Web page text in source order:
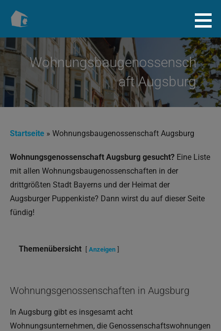
Inhalt
Baugenossenschaft.info
Wohnungsbaugenossensch
aft Augsburg
Startseite » Wohnungsbaugenossenschaft Augsburg
Wohnungsgenossenschaft Augsburg gesucht? Eine Liste
mit allen Wohnungsbaugenossenschaften in der
drittgrößten Stadt Bayerns und der Heimat der
Augsburger Puppenkiste? Dann wirst du auf dieser Seite
fündig!
Themenübersicht Anzeigen
Wohnungsgenossenschaften in Augsburg
In Augsburg gibt es insgesamt acht
Wohnungsunternehmen, die Genossenschaftswohnungen